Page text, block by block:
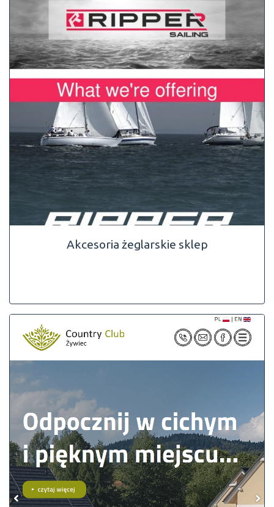
Akcesoria żeglarskie sklep